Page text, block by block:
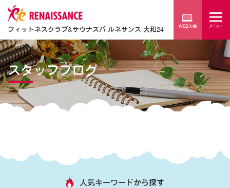
フィットネスクラブ&サウナスパ ルネサンス 大和24
スタッフブログ
人気キーワードから探す